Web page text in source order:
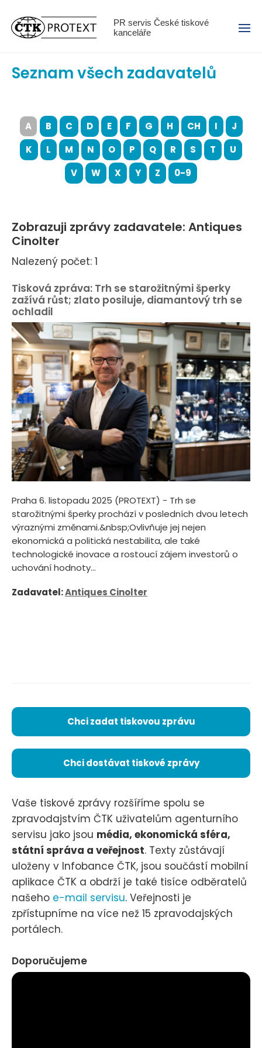
PR servis České tiskové
kanceláře
Menu
Seznam všech zadavatelů
A B C D E F G H CH I
J
K
L M N O P Q R S T
U
V
W X Y Z 0-9
Zobrazuji zprávy zadavatele: Antiques
Cinolter
Nalezený počet: 1
Tisková zpráva: Trh se starožitnými šperky
zažívá růst; zlato posiluje, diamantový trh se
ochladil
Praha 6. listopadu 2025 (PROTEXT) - Trh se
starožitnými šperky prochází v posledních dvou letech
výraznými změnami.&nbsp;Ovlivňuje jej nejen
ekonomická a politická nestabilita, ale také
technologické inovace a rostoucí zájem investorů o
uchování hodnoty...
Zadavatel:Antiques Cinolter
Chci zadat tiskovou zprávu
Chci dostávat tiskové zprávy
Vaše tiskové zprávy rozšíříme spolu se
zpravodajstvím ČTK uživatelům agenturního
servisu jako jsou média, ekonomická sféra,
státní správa a veřejnost. Texty zůstávají
uloženy v Infobance ČTK, jsou součástí mobilní
aplikace ČTK a obdrží je také tisíce odběratelů
našeho e-mail servisu. Veřejnosti je
zpřístupníme na více než 15 zpravodajských
portálech.
Doporučujeme